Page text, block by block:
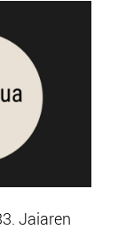
Jaiaren